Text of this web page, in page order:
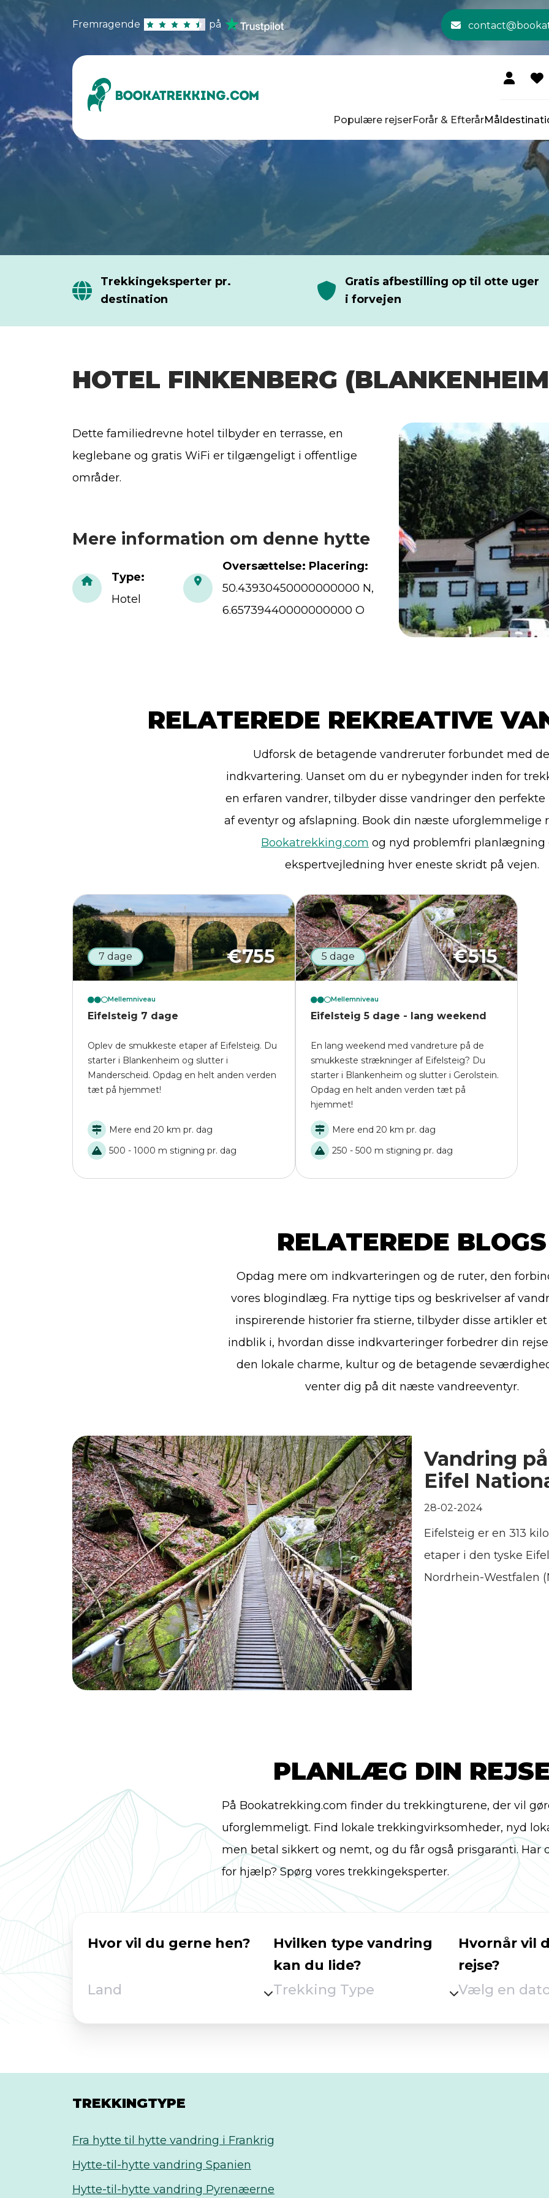
Fremragende på
Populære rejserForår & Efterår
Trekkingeksperter pr.
destination
Gratis afbestilling op til otte uger
i forvejen
HOTEL FINKENBERG
Dette familiedrevne hotel tilbyder en terrasse, en
keglebane og gratis WiFi er tilgængeligt i offentlige
områder.
Mere information om denne hytte
Type:
Hotel
Oversættelse: Placering:
50.43930450000000000 N,
6.65739440000000000 O
RELATEREDE REKREATIVE
Udforsk de betagende vandreruter forbundet med
indkvartering. Uanset om du er nybegynder inden for
en erfaren vandrer, tilbyder disse vandringer den
af eventyr og afslapning. Book din næste uforglemmelige
Bookatrekking.com og nyd problemfri planlægning
ekspertvejledning hver eneste skridt på vejen.
7 dage €755
Mellemniveau
Eifelsteig 7 dage
Oplev de smukkeste etaper af Eifelsteig. Du
starter i Blankenheim og slutter i
Manderscheid. Opdag en helt anden verden
tæt på hjemmet!
Mere end 20 km pr. dag
500 - 1000 m stigning pr. dag
5 dage €515
Mellemniveau
Eifelsteig 5 dage - lang weekend
En lang weekend med vandreture på de
smukkeste strækninger af Eifelsteig? Du
starter i Blankenheim og slutter i Gerolstein.
Opdag en helt anden verden tæt på
hjemmet!
Mere end 20 km pr. dag
250 - 500 m stigning pr. dag
RELATEREDE BLOGS
Opdag mere om indkvarteringen og de ruter, den
vores blogindlæg. Fra nyttige tips og beskrivelser af
inspirerende historier fra stierne, tilbyder disse artikler
indblik i, hvordan disse indkvarteringer forbedrer din
den lokale charme, kultur og de betagende
venter dig på dit næste vandreeventyr.
Vandring
Eifel
28-02-2024
Eifelsteig er en 313
etaper i den tyske
Nordrhein-Westfalen
og forbered dig godt
GPX-filer. På den
opleve de forskellige
intensivt. Årstiderne
Således har hver
vågner Eifel op med
hække, efterfulgt af
om sommeren, når
nødvendige
værd at opleve, og
PLANLÆG DIN
På Bookatrekking.com finder du trekkingturene, der vil
uforglemmeligt. Find lokale trekkingvirksomheder, nyd
men betal sikkert og nemt, og du får også prisgaranti. Har
for hjælp? Spørg vores trekkingeksperter.
Hvor vil du gerne hen?
Land
Hvilken type vandring
kan du lide?
Trekking Type
Hvornår vil
rejse?
TREKKINGTYPE
Fra hytte til hytte vandring i Frankrig
Hytte-til-hytte vandring Spanien
Hytte-til-hytte vandring Pyrenæerne